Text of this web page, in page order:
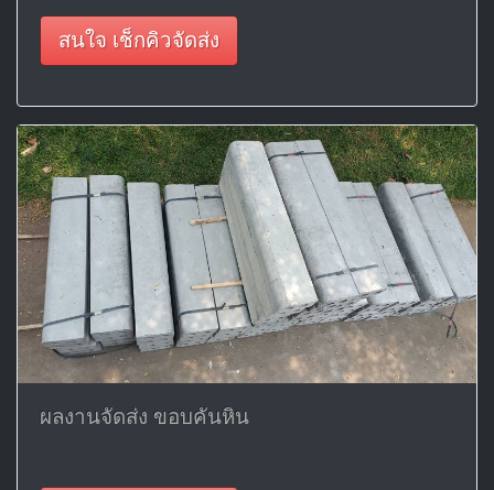
สนใจ เช็กคิวจัดส่ง
ผลงานจัดส่ง ขอบคันหิน